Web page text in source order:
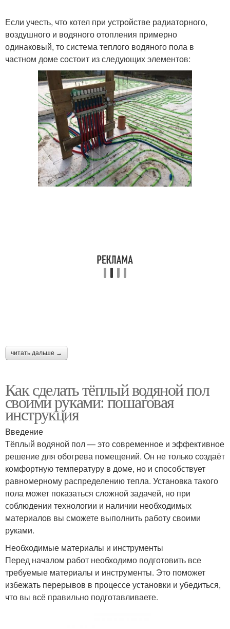
Если учесть, что котел при устройстве радиаторного,
воздушного и водяного отопления примерно
одинаковый, то система теплого водяного пола в
частном доме состоит из следующих элементов:
читать дальше →
Как сделать тёплый водяной пол
своими руками: пошаговая
инструкция
Введение
Тёплый водяной пол — это современное и эффективное
решение для обогрева помещений. Он не только создаёт
комфортную температуру в доме, но и способствует
равномерному распределению тепла. Установка такого
пола может показаться сложной задачей, но при
соблюдении технологии и наличии необходимых
материалов вы сможете выполнить работу своими
руками.
Необходимые материалы и инструменты
Перед началом работ необходимо подготовить все
требуемые материалы и инструменты. Это поможет
избежать перерывов в процессе установки и убедиться,
что вы всё правильно подготавливаете.